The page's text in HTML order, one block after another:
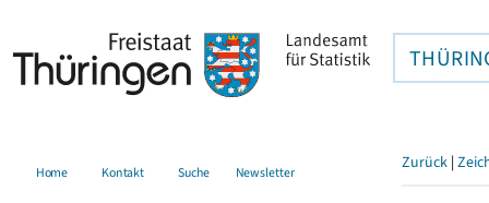
Home Kontakt Suche Newsletter Zurück |